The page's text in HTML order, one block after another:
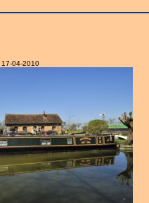
17-04-2010